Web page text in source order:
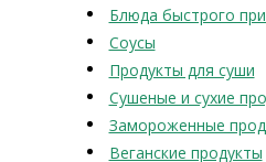
Блюда быстрого
Соусы
Продукты для суши
Сушеные и сухие
Замороженные
Веганские продукты